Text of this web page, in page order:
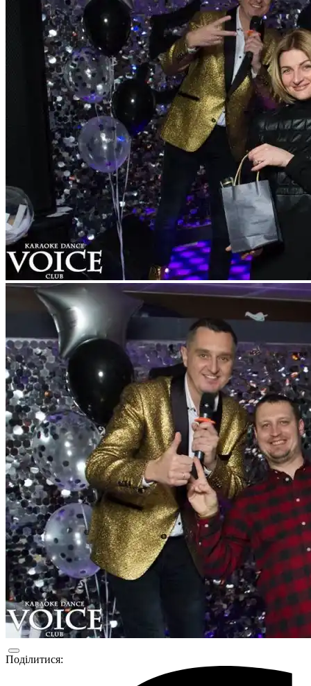
Поділитися: